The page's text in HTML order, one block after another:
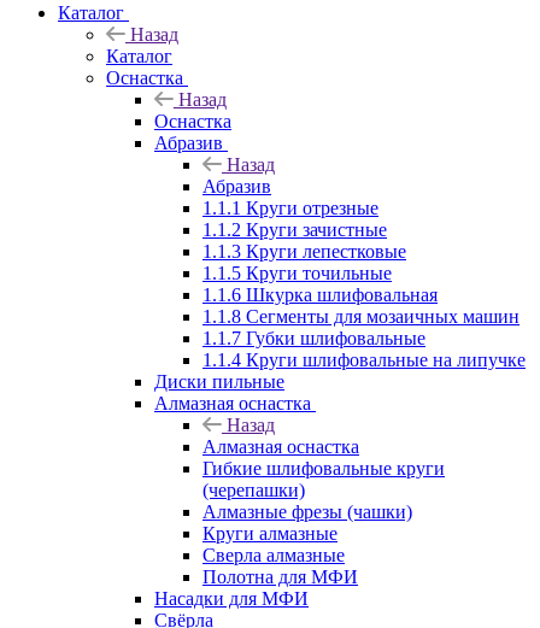
Каталог
Назад
Каталог
Оснастка
Назад
Оснастка
Абразив
Назад
Абразив
1.1.1 Круги отрезные
1.1.2 Круги зачистные
1.1.3 Круги лепестковые
1.1.5 Круги точильные
1.1.6 Шкурка шлифовальная
1.1.8 Сегменты для мозаичных машин
1.1.7 Губки шлифовальные
1.1.4 Круги шлифовальные на липучке
Диски пильные
Алмазная оснастка
Назад
Алмазная оснастка
Гибкие шлифовальные круги
(черепашки)
Алмазные фрезы (чашки)
Круги алмазные
Сверла алмазные
Полотна для МФИ
Насадки для МФИ
Свёрла